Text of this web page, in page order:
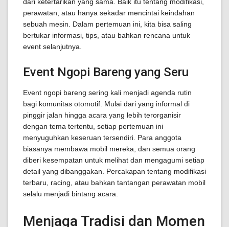
perawatan, atau hanya sekadar mencintai keindahan
sebuah mesin. Dalam pertemuan ini, kita bisa saling
bertukar informasi, tips, atau bahkan rencana untuk
event selanjutnya.
Event Ngopi Bareng yang Seru
Event ngopi bareng sering kali menjadi agenda rutin
bagi komunitas otomotif. Mulai dari yang informal di
pinggir jalan hingga acara yang lebih terorganisir
dengan tema tertentu, setiap pertemuan ini
menyuguhkan keseruan tersendiri. Para anggota
biasanya membawa mobil mereka, dan semua orang
diberi kesempatan untuk melihat dan mengagumi setiap
detail yang dibanggakan. Percakapan tentang modifikasi
terbaru, racing, atau bahkan tantangan perawatan mobil
selalu menjadi bintang acara.
Menjaga Tradisi dan Momen